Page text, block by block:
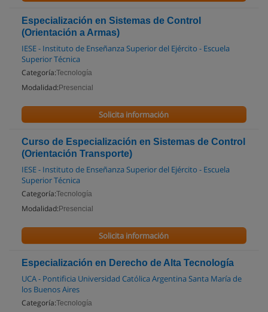
Especialización en Sistemas de Control
(Orientación a Armas)
IESE - Instituto de Enseñanza Superior del Ejército - Escuela
Superior Técnica
Categoría:Tecnología
Modalidad: Presencial
Solicita información
Curso de Especialización en Sistemas de Control
(Orientación Transporte)
IESE - Instituto de Enseñanza Superior del Ejército - Escuela
Superior Técnica
Categoría:Tecnología
Modalidad: Presencial
Solicita información
Especialización en Derecho de Alta Tecnología
UCA - Pontificia Universidad Católica Argentina Santa María de
los Buenos Aires
Categoría:Tecnología